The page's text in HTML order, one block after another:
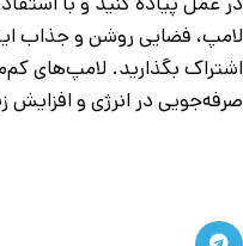
لامپ، فضایی روشن و جذاب
اشتراک بگذارید. لامپ‌های
صرفه‌جویی در انرژی و